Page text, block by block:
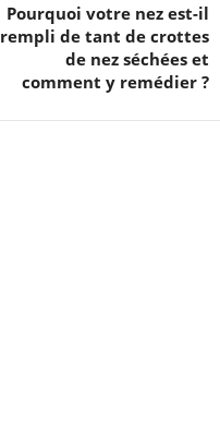
Pourquoi votre nez est-il
rempli de tant de crottes
de nez séchées et
comment y remédier ?